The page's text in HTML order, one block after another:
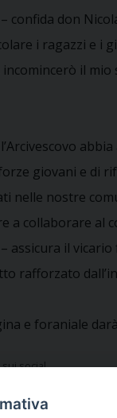
confida don
i ragazzi e i
il
forze giovani e
nelle nostre
a collaborare al
assicura il
rafforzato
e foraniale
social